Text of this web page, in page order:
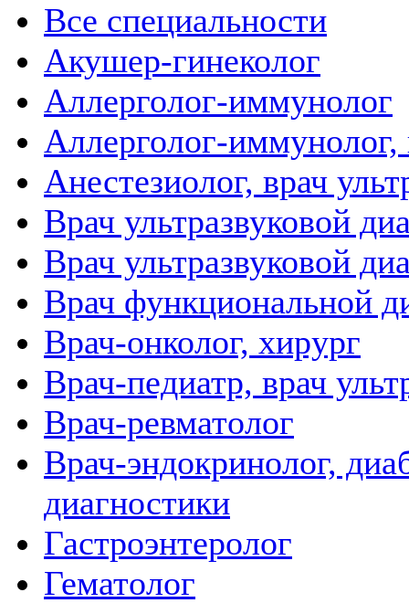
Все специальности
Акушер-гинеколог
Аллерголог-иммунолог
Аллерголог-иммунолог,
Анестезиолог, врач
Врач ультразвуковой
Врач ультразвуковой
Врач функциональной
Врач-онколог, хирург
Врач-педиатр, врач
Врач-ревматолог
Врач-эндокринолог,
диагностики
Гастроэнтеролог
Гематолог